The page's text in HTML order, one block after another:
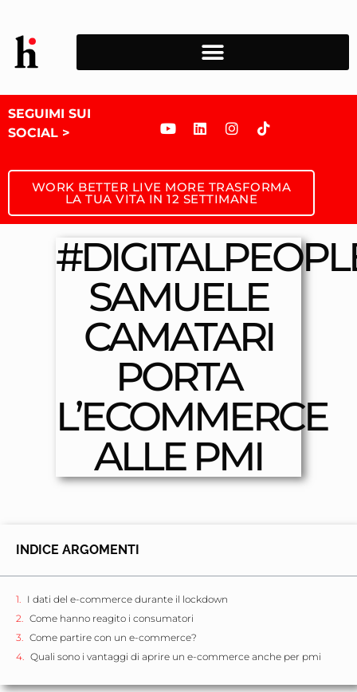
SEGUIMI SUI
SOCIAL >
WORK BETTER LIVE MORE TRASFORMA
LA TUA VITA IN 12 SETTIMANE
SAMUELE
CAMATARI
PORTA
L’ECOMMERCE
ALLE PMI
INDICE ARGOMENTI
I dati del e-commerce durante il lockdown
Come hanno reagito i consumatori
Come partire con un e-commerce?
Quali sono i vantaggi di aprire un e-commerce anche per pmi